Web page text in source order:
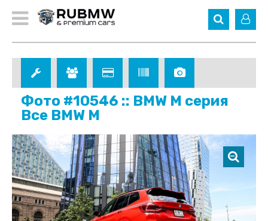
Фото #10546 :: BMW M серия
Все BMW M